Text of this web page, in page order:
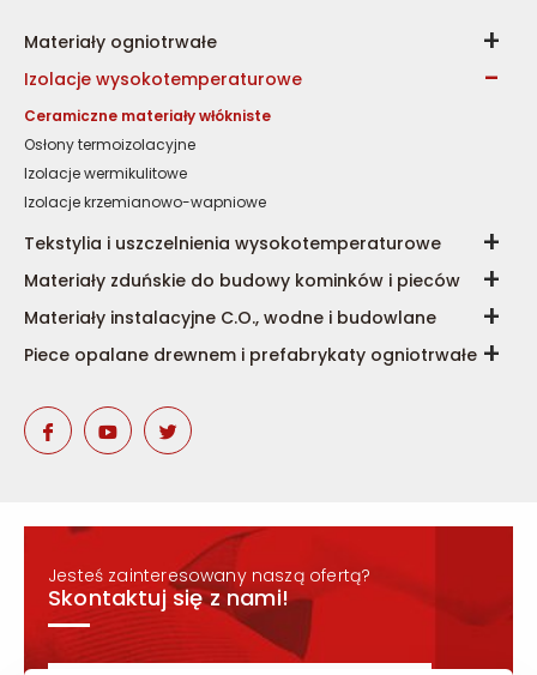
Materiały ogniotrwałe
Izolacje wysokotemperaturowe
Ceramiczne materiały włókniste
Osłony termoizolacyjne
Izolacje wermikulitowe
Izolacje krzemianowo-wapniowe
Tekstylia i uszczelnienia wysokotemperaturowe
Materiały zduńskie do budowy kominków i pieców
Materiały instalacyjne C.O., wodne i budowlane
Piece opalane drewnem i prefabrykaty ogniotrwałe
Jesteś zainteresowany naszą ofertą?
Skontaktuj się z nami!